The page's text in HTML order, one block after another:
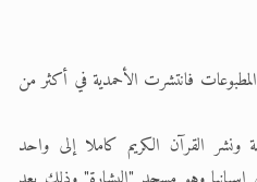
فانتشرت الأحمدية في أكثر من
القرآن الكريم كاملا إلى واحد